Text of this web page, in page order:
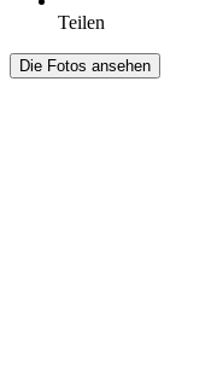
Teilen
Die Fotos ansehen